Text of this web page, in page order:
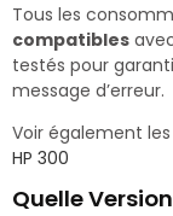
Tous les
compatibles
testés pour
message d’erreur.
Voir également
HP 300
Quelle